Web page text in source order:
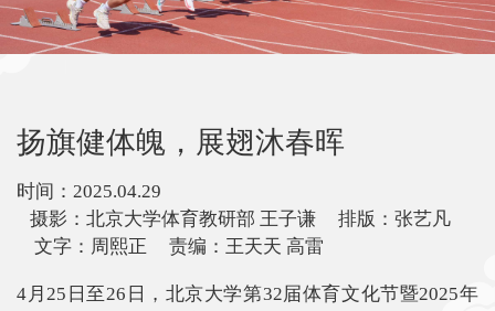
扬旗健体魄，展翅沐春晖
时间：2025.04.29
摄影：北京大学体育教研部 王子谦 排版：张艺凡
文字：周熙正 责编：王天天 高雷
4月25日至26日，北京大学第32届体育文化节暨2025年